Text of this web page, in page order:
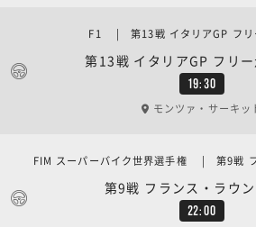
19:30
第13戦 イタリアGP フリ
F1 | 第13戦 イタリアGP フリ
モンツァ・サーキッ
22:00
第9戦 フランス・ラウ
FIM スーパーバイク世界選手権 | 第9戦